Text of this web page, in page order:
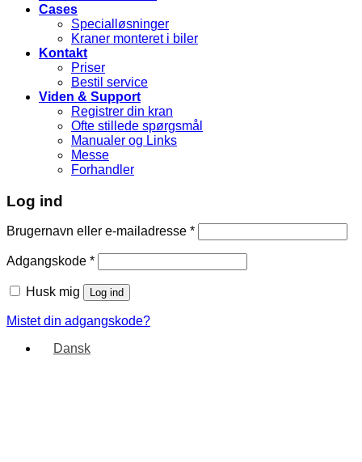
Cases
Specialløsninger
Kraner monteret i biler
Kontakt
Priser
Bestil service
Viden & Support
Registrer din kran
Ofte stillede spørgsmål
Manualer og Links
Messe
Forhandler
Log ind
Brugernavn eller e-mailadresse *
Adgangskode *
Husk mig Log ind
Mistet din adgangskode?
Dansk